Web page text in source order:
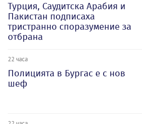
Турция, Саудитска Арабия и
Пакистан подписаха
тристранно споразумение за
отбрана
22 часа
Полицията в Бургас е с нов
шеф